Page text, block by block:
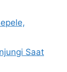
Saat